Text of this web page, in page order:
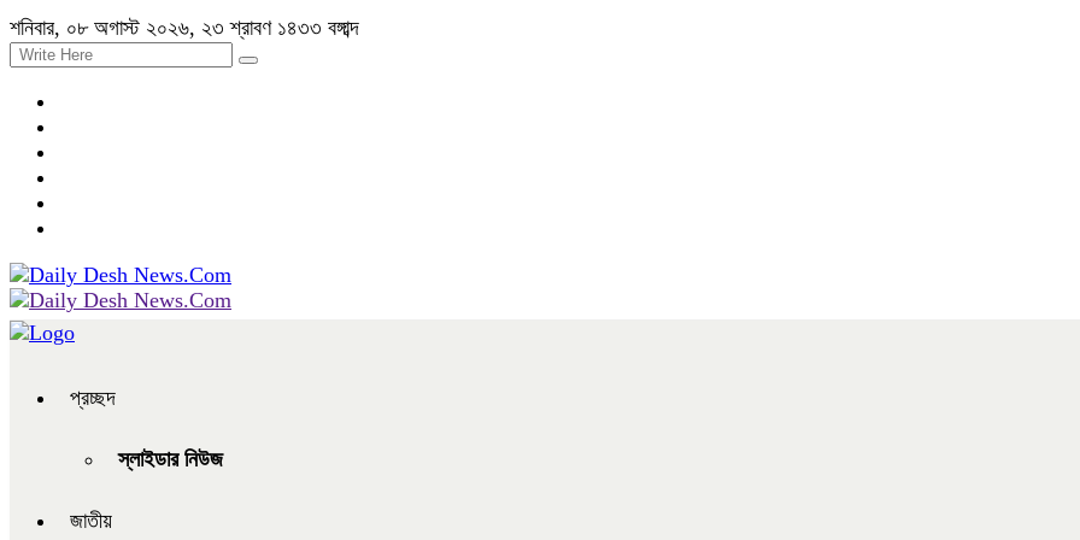
শনিবার, ০৮ অগাস্ট ২০২৬, ২৩ শ্রাবণ ১৪৩৩ বঙ্গাব্দ
প্রচ্ছদ
স্লাইডার নিউজ
জাতীয়